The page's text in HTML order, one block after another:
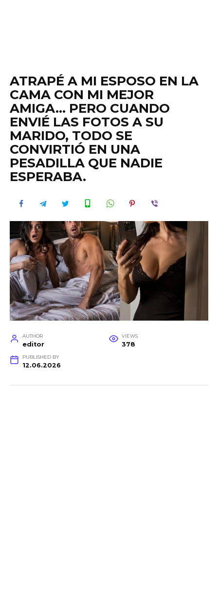
ATRAPÉ A MI ESPOSO EN LA
CAMA CON MI MEJOR
AMIGA… PERO CUANDO
ENVIÉ LAS FOTOS A SU
MARIDO, TODO SE
CONVIRTIÓ EN UNA
PESADILLA QUE NADIE
ESPERABA.
AUTHOR
editor
VIEWS
378
PUBLISHED BY
12.06.2026